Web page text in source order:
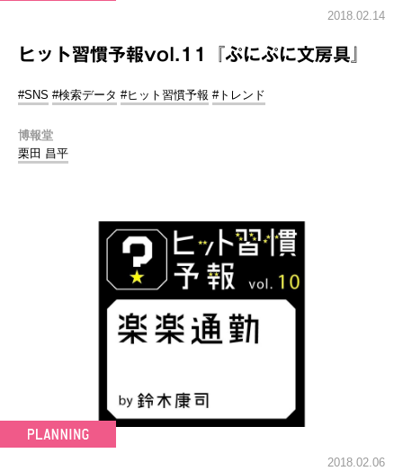
2018.02.14
ヒット習慣予報vol.11『ぷにぷに文房具』
#SNS #検索データ #ヒット習慣予報 #トレンド
博報堂
栗田 昌平
2018.02.06